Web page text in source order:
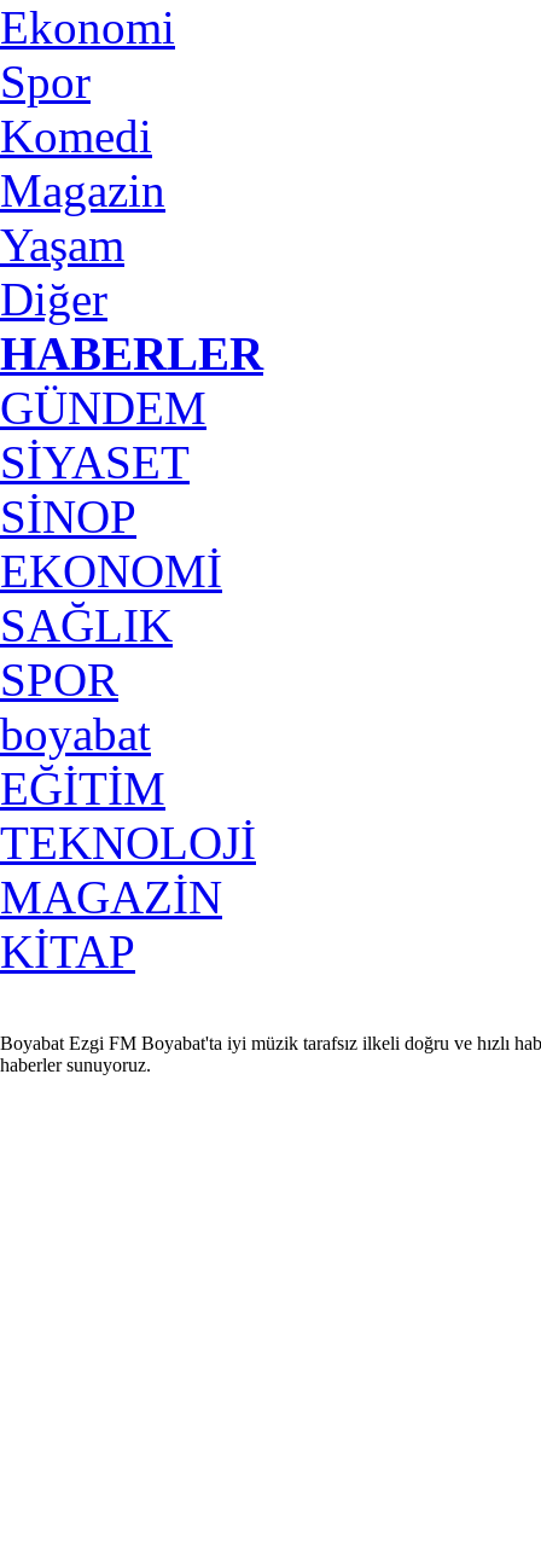
Ekonomi
Spor
Komedi
Magazin
Yaşam
Diğer
HABERLER
GÜNDEM
SİYASET
SİNOP
EKONOMİ
SAĞLIK
SPOR
boyabat
EĞİTİM
TEKNOLOJİ
MAGAZİN
KİTAP
Boyabat Ezgi FM Boyabat'ta iyi müzik tarafsız ilkeli doğru ve hızlı
haberler sunuyoruz.